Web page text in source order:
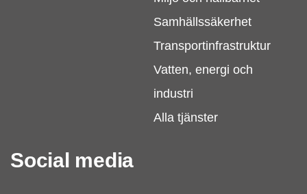
Samhällssäkerhet
Transportinfrastruktur
Vatten, energi och
industri
Alla tjänster
Social media